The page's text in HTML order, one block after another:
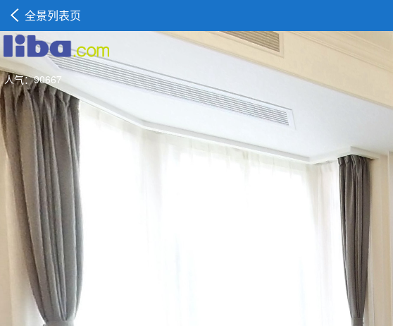
全景列表页
人气：90667